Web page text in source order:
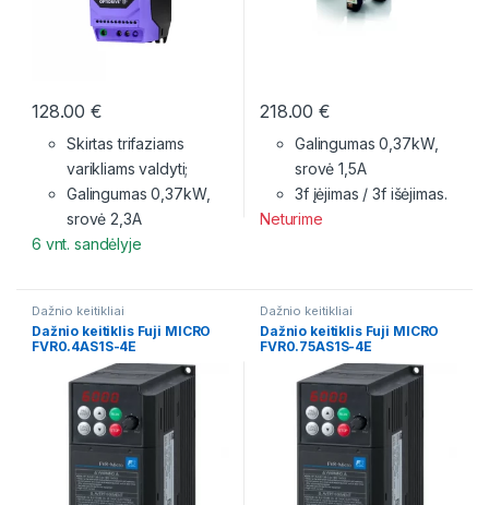
128.00€
Skirtas trifaziams
varikliams valdyti;
Galingumas 0,37kW,
srovė 2,3A
6 vnt. sandėlyje
218.00€
Galingumas 0,37kW,
srovė 1,5A
3f įėjimas / 3f išėjimas.
Neturime
Dažnio keitikliai
Dažnio keitiklis Fuji MICRO
FVR0.4AS1S-4E
Dažnio keitikliai
Dažnio keitiklis Fuji MICRO
FVR0.75AS1S-4E